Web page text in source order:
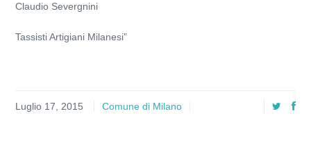
Claudio Severgnini
Tassisti Artigiani Milanesi”
Luglio 17, 2015 Comune di Milano